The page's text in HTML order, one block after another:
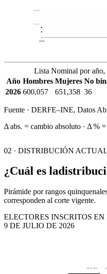
691,252
847,587
2026
Lista Nominal por año,
Año Hombres Mujeres No
2026 600,057 651,358 36
Fuente · DERFE–INE, Datos
Δ abs. = cambio absoluto · Δ %
02 · DISTRIBUCIÓN ACTUAL
¿Cuál es la
Pirámide por rangos
corresponden al corte vigente.
ELECTORES INSCRITOS
9 DE JULIO DE 2026
MUJERES